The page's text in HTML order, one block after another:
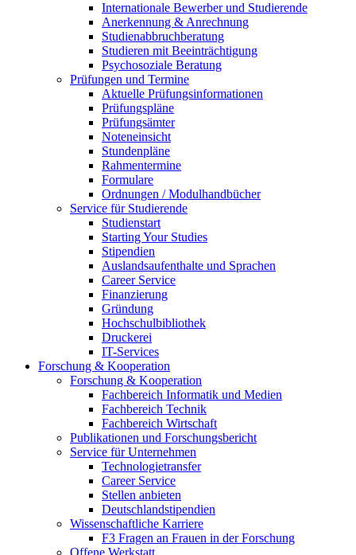
Internationale Bewerber und Studierende
Anerkennung & Anrechnung
Studienabbruchberatung
Studieren mit Beeinträchtigung
Psychosoziale Beratung
Prüfungen und Termine
Aktuelle Prüfungsinformationen
Prüfungspläne
Prüfungsämter
Noteneinsicht
Stundenpläne
Rahmentermine
Formulare
Ordnungen / Modulhandbücher
Service für Studierende
Studienstart
Starting Your Studies
Stipendien
Auslandsaufenthalte und Sprachen
Career Service
Finanzierung
Gründung
Hochschulbibliothek
Druckerei
IT-Services
Forschung & Kooperation
Forschung & Kooperation
Fachbereich Informatik und Medien
Fachbereich Technik
Fachbereich Wirtschaft
Publikationen und Forschungsbericht
Service für Unternehmen
Technologietransfer
Career Service
Stellen anbieten
Deutschlandstipendien
Wissenschaftliche Karriere
F3 Fragen an Frauen in der Forschung
Offene Werkstatt